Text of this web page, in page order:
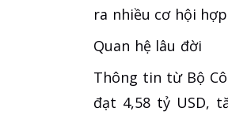
ra nhiều cơ hội
Quan hệ lâu đời
Thông tin từ Bộ
đạt 4,58 tỷ USD,